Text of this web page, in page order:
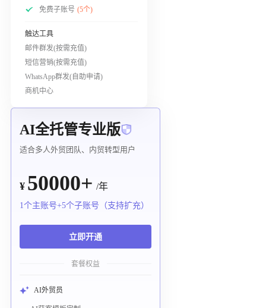
免费子账号 (5个)
触达工具
邮件群发(按需充值)
短信营销(按需充值)
WhatsApp群发(自助申请)
商机中心
AI全托管专业版
适合多人外贸团队、内贸转型用户
¥ 50000+ /年
1个主账号+5个子账号（支持扩充）
立即开通
套餐权益
AI外贸员